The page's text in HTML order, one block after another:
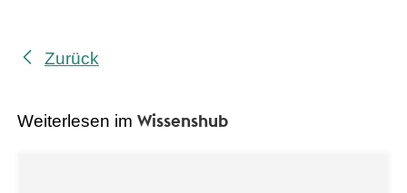
Zurück
Weiterlesen im Wissenshub